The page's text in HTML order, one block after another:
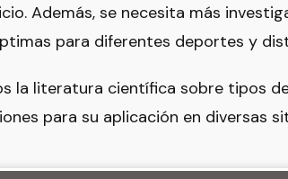
Además, se necesita más
para diferentes deportes y
la literatura científica sobre tipos
para su aplicación en diversas